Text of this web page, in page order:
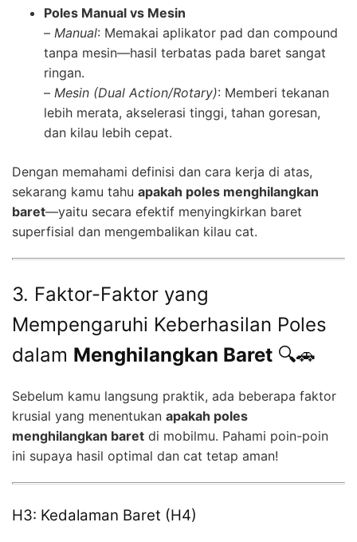
Poles Manual vs Mesin
– Manual: Memakai aplikator pad dan compound
tanpa mesin—hasil terbatas pada baret sangat
ringan.
– Mesin (Dual Action/Rotary): Memberi tekanan
lebih merata, akselerasi tinggi, tahan goresan,
dan kilau lebih cepat.
Dengan memahami definisi dan cara kerja di atas,
sekarang kamu tahu apakah poles menghilangkan
baret—yaitu secara efektif menyingkirkan baret
superfisial dan mengembalikan kilau cat.
3. Faktor-Faktor yang
Mempengaruhi Keberhasilan Poles
dalam Menghilangkan Baret 🔍🚗
Sebelum kamu langsung praktik, ada beberapa faktor
krusial yang menentukan apakah poles
menghilangkan baret di mobilmu. Pahami poin-poin
ini supaya hasil optimal dan cat tetap aman!
H3: Kedalaman Baret (H4)